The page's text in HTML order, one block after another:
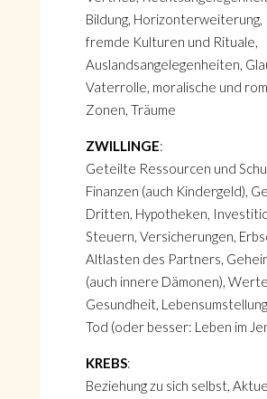
Bildung, Horizonterweiterung,
fremde Kulturen und Rituale,
Auslandsangelegenheiten,
Vaterrolle, moralische und
Zonen, Träume
ZWILLINGE:
Geteilte Ressourcen und
Finanzen (auch Kindergeld),
Dritten, Hypotheken,
Steuern, Versicherungen,
Altlasten des Partners,
(auch innere Dämonen),
Gesundheit,
Tod (oder besser: Leben im
KREBS:
Beziehung zu sich selbst,